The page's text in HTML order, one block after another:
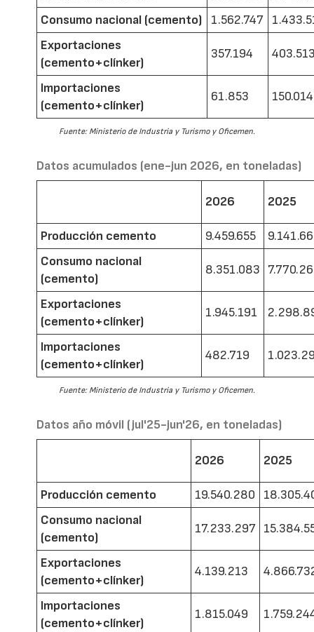
Consumo nacional (cemento)
1.562.747
Exportaciones
(cemento+clínker)
357.194
Importaciones
(cemento+clínker)
61.853 150.014
Fuente: Ministerio de Industria y Turismo y Oficemen.
Datos acumulados (ene-jun 2026, en toneladas)
2026 2025
Producción cemento 9.459.655
Consumo nacional
(cemento)
8.351.083
Exportaciones
(cemento+clínker)
1.945.191
Importaciones
(cemento+clínker)
482.719
Fuente: Ministerio de Industria y Turismo y Oficemen.
Datos año móvil (jul'25-jun'26, en toneladas)
2026 2025
Producción cemento 19.540.280
Consumo nacional
(cemento)
17.233.297
Exportaciones
(cemento+clínker)
4.139.213
Importaciones
(cemento+clínker)
1.815.049